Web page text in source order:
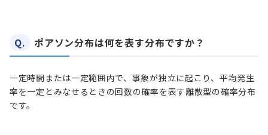
Q. ポアソン分布は何を表す分布ですか？
一定時間または一定範囲内で、事象が独立に起こり、平均発生
率を一定とみなせるときの回数の確率を表す離散型の確率分布
です。